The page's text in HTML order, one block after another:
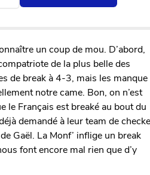
un coup de mou. D’abord,
de la plus belle des
de break à 4-3, mais les manque
notre came. Bon, on n’est
le Français est breaké au bout du
demandé à leur team de
Gaël. La Monf’ inflige un break
font encore mal rien que d’y